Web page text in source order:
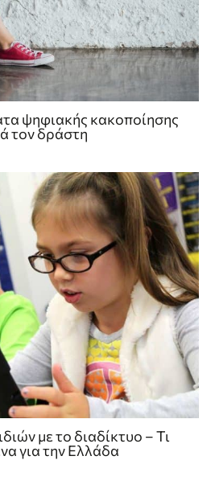
ψηφιακής κακοποίησης
τον δράστη
με το διαδίκτυο – Τι
για την Ελλάδα